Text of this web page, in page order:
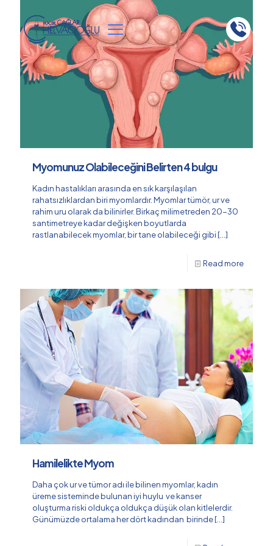
Myomunuz Olabileceğini Belirten 4 bulgu
Kadın hastalıkları arasında en sık karşılaşılan
rahatsızlıklardan biri myomlardır. Myomlar tümör, ur ve
rahim uru olarak da bilinirler. Birkaç milimetreden 20-30
santimetreye kadar değişken boyutlarda
rastlanabilecek myomlar, bir tane olabileceği gibi[…]
Read more
Hamilelikte Myom
Daha çok ur ve tümor adı ile bilinen myomlar, kadın
üreme sisteminde bulunan iyi huylu ve kanser
oluşturma riski oldukça oldukça düşük olan kitlelerdir.
Günümüzde ortalama her dört kadından birinde[…]